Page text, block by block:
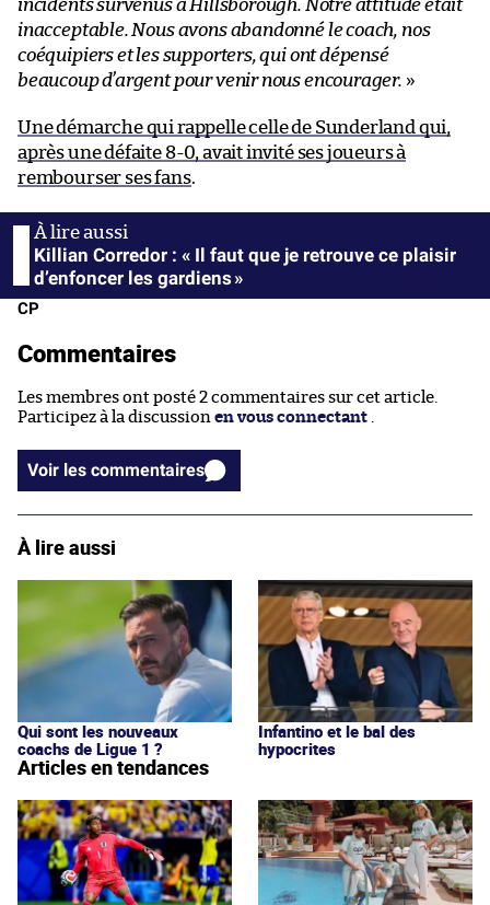
incidents survenus à Hillsborough. Notre attitude était
inacceptable. Nous avons abandonné le coach, nos
coéquipiers et les supporters, qui ont dépensé
beaucoup d’argent pour venir nous encourager. »
Une démarche qui rappelle celle de Sunderland qui,
après une défaite 8-0, avait invité ses joueurs à
rembourser ses fans.
Killian Corredor : « Il faut que je retrouve ce plaisir
d’enfoncer les gardiens »
CP
Commentaires
Les membres ont posté 2 commentaires sur cet article.
Participez à la discussion en vous connectant .
Voir les commentaires
À lire aussi
Qui sont les nouveaux
coachs de Ligue 1 ?
Infantino et le bal des
hypocrites
Articles en tendances